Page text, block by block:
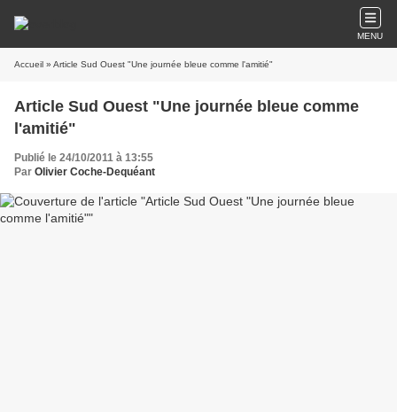
MENU
Accueil » Article Sud Ouest "Une journée bleue comme l'amitié"
Article Sud Ouest "Une journée bleue comme
l'amitié"
Publié le 24/10/2011 à 13:55
Par Olivier Coche-Dequéant